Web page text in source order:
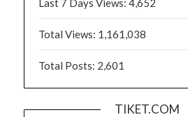
Last 7 Days Views: 4,652
Total Views: 1,161,038
Total Posts: 2,601
TIKET.COM